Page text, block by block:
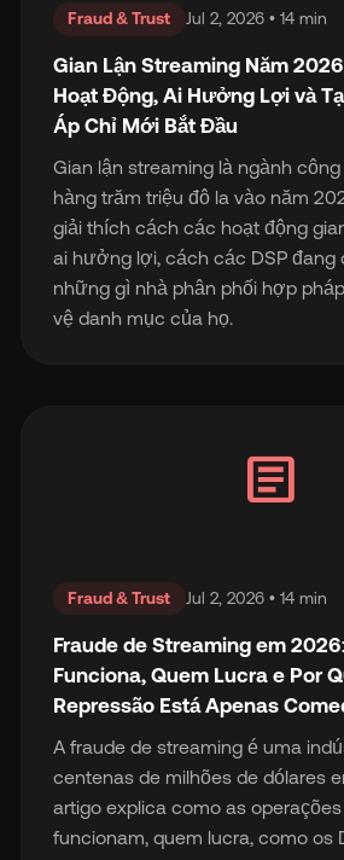
Fraud & Trust Jul 2, 2026 • 14 min
Gian Lận Streaming Năm
Hoạt Động, Ai Hưởng Lợi và
Áp Chỉ Mới Bắt Đầu
Gian lận streaming là ngành
hàng trăm triệu đô la vào năm
giải thích cách các hoạt động
ai hưởng lợi, cách các DSP đang
những gì nhà phân phối hợp
vệ danh mục của họ.
article
Fraud & Trust Jul 2, 2026 • 14 min
Fraude de Streaming em
Funciona, Quem Lucra e Por
Repressão Está Apenas
A fraude de streaming é uma
centenas de milhões de dólares
artigo explica como as
funcionam, quem lucra, como os